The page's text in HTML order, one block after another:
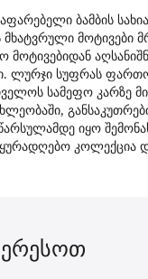
ბამბის
მოტივები
ლურჯი სუფრას
სამეფო კარზე
იყო